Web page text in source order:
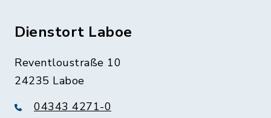
Dienstort Laboe
Reventloustraße 10
24235 Laboe
04343 4271-0